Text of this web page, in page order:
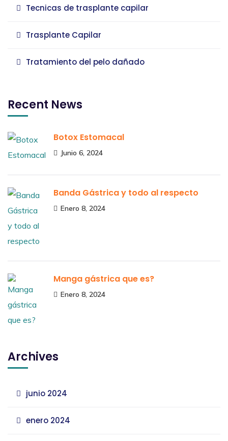
Tecnicas de trasplante capilar
Trasplante Capilar
Tratamiento del pelo dañado
Recent News
Botox Estomacal
Junio 6, 2024
Banda Gástrica y todo al respecto
Enero 8, 2024
Manga gástrica que es?
Enero 8, 2024
Archives
junio 2024
enero 2024